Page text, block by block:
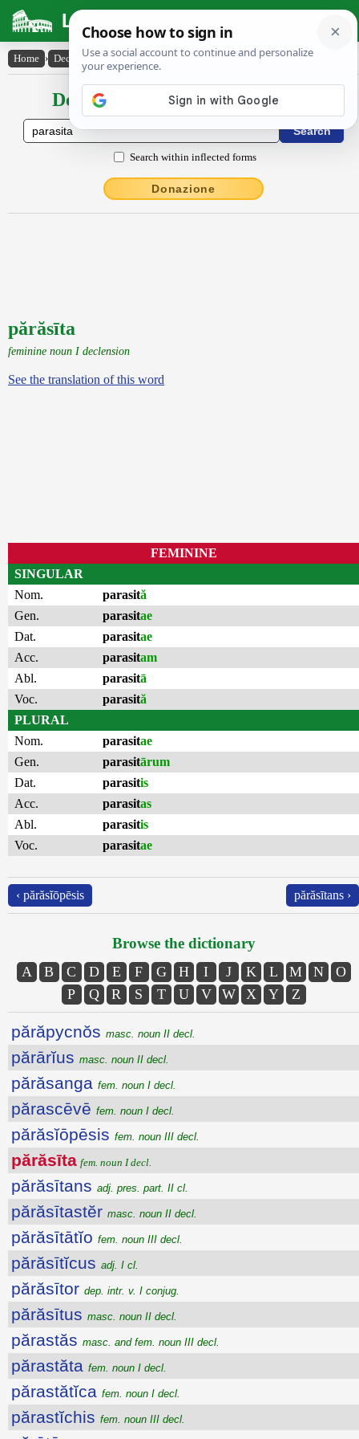
Latin Dictionary
Home › Declensions / Conjugations › părăsīta
Declensions / Conjugations latin
Search within inflected forms
Donazione
părăsīta
feminine noun I declension
See the translation of this word
FEMININE
SINGULAR
Nom.
parasită
Gen.
parasitae
Dat.
parasitae
Acc.
parasitam
Abl.
parasitā
Voc.
parasită
PLURAL
Nom.
parasitae
Gen.
parasitārum
Dat.
parasitis
Acc.
parasitas
Abl.
parasitis
Voc.
parasitae
‹ părăsĭōpēsis părăsītans ›
Browse the dictionary
A B C D E F G H I J K L M N
O
P
Q R S T U V W X Y Z
părăpycnŏs masc. noun II decl.
părārĭus masc. noun II decl.
părăsanga fem. noun I decl.
părascēvē fem. noun I decl.
părăsĭōpēsis fem. noun III decl.
părăsīta fem. noun I decl.
părăsītans adj. pres. part. II cl.
părăsītastĕr masc. noun II decl.
părăsītātĭo fem. noun III decl.
părăsītĭcus adj. I cl.
părăsītor dep. intr. v. I conjug.
părăsītus masc. noun II decl.
părastăs masc. and fem. noun III decl.
părastăta fem. noun I decl.
părastătĭca fem. noun I decl.
părastĭchis fem. noun III decl.